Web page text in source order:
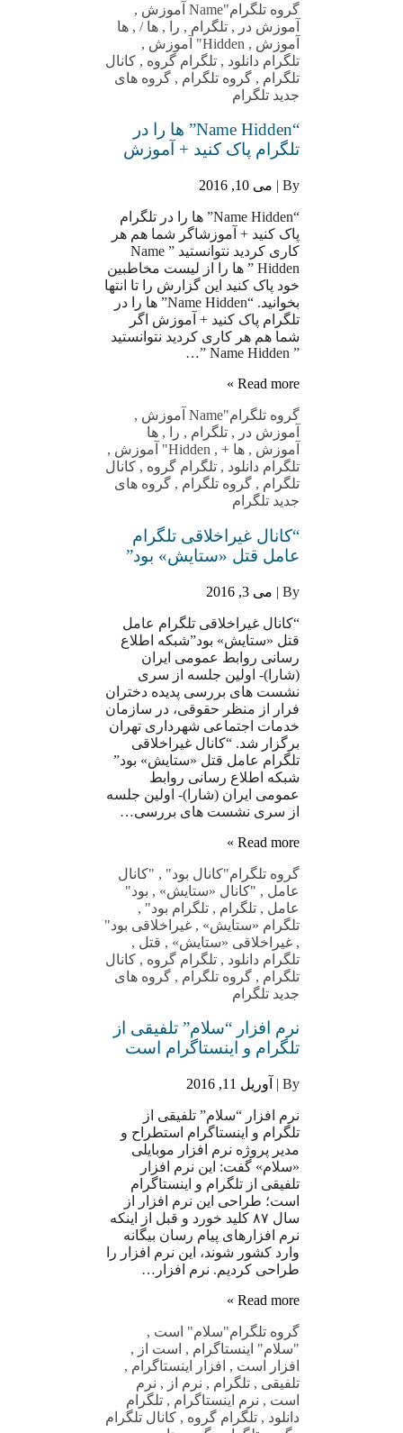
گروه تلگرام"Name آموزش
,
آموزش در , تلگرام , را , ها /, ها
آموزش , Hidden" آموزش
,
تلگرام دانلود , تلگرام گروه , کانال
تلگرام , گروه تلگرام , گروه های
جدید تلگرام
“Name Hidden” ها را در
تلگرام پاک کنید + آموزش
By | می 10, 2016
“Name Hidden” ها را در تلگرام
پاک کنید + آموزشاگر شما هم هر
کاری کردید نتوانستید ” Name
Hidden ” ها را از لیست مخاطبین
خود پاک کنید این گزارش را تا انتها
بخوانید. “Name Hidden” ها را در
تلگرام پاک کنید + آموزش اگر
شما هم هر کاری کردید نتوانستید
” Name Hidden ”…
Read more »
گروه تلگرام"Name آموزش
,
آموزش در , تلگرام , را , ها
آموزش , ها +, Hidden" آموزش
,
تلگرام دانلود , تلگرام گروه , کانال
تلگرام , گروه تلگرام , گروه های
جدید تلگرام
“کانال غیراخلاقی تلگرام
عامل قتل «ستایش» بود”
By | می 3, 2016
“کانال غیراخلاقی تلگرام عامل
قتل «ستایش» بود”شبکه اطلاع
رسانی روابط عمومی ایران
(شارا)- اولین جلسه از سری
نشست های بررسی پدیده دختران
فرار از منظر حقوقی، در سازمان
خدمات اجتماعی شهرداری تهران
برگزار شد. “کانال غیراخلاقی
تلگرام عامل قتل «ستایش» بود”
شبکه اطلاع رسانی روابط
عمومی ایران (شارا)- اولین جلسه
از سری نشست های بررسی…
Read more »
گروه تلگرام"کانال بود" , "کانال
عامل , "کانال «ستایش» , بود"
عامل , تلگرام , تلگرام بود" ,
تلگرام «ستایش» , غیراخلاقی بود"
, غیراخلاقی «ستایش» , قتل ,
تلگرام دانلود , تلگرام گروه , کانال
تلگرام , گروه تلگرام , گروه های
جدید تلگرام
نرم افزار “سلام” تلفیقی از
تلگرام و اینستاگرام است
By | آوریل 11, 2016
نرم افزار “سلام” تلفیقی از
تلگرام و اینستاگرام استطراح و
مدیر پروژه نرم افزار موبایلی
«سلام» گفت: این نرم افزار
تلفیقی از تلگرام و اینستاگرام
است؛ طراحی این نرم افزار از
سال ۸۷ کلید خورد و قبل از اینکه
نرم افزارهای پیام رسان بیگانه
وارد کشور شوند، این نرم افزار را
طراحی کردیم. نرم افزار…
Read more »
گروه تلگرام"سلام" است ,
"سلام" اینستاگرام , است از ,
افزار است , افزار اینستاگرام ,
تلفیقی , تلگرام , نرم از , نرم
است , نرم اینستاگرام , تلگرام
دانلود , تلگرام گروه , کانال تلگرام